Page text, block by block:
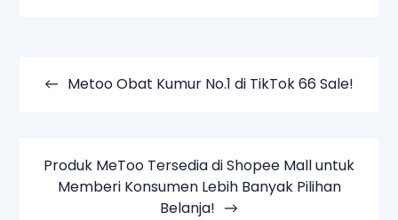
pos
Metoo Obat Kumur No.1 di TikTok 66 Sale!
Produk MeToo Tersedia di Shopee Mall untuk
Memberi Konsumen Lebih Banyak Pilihan
Belanja!